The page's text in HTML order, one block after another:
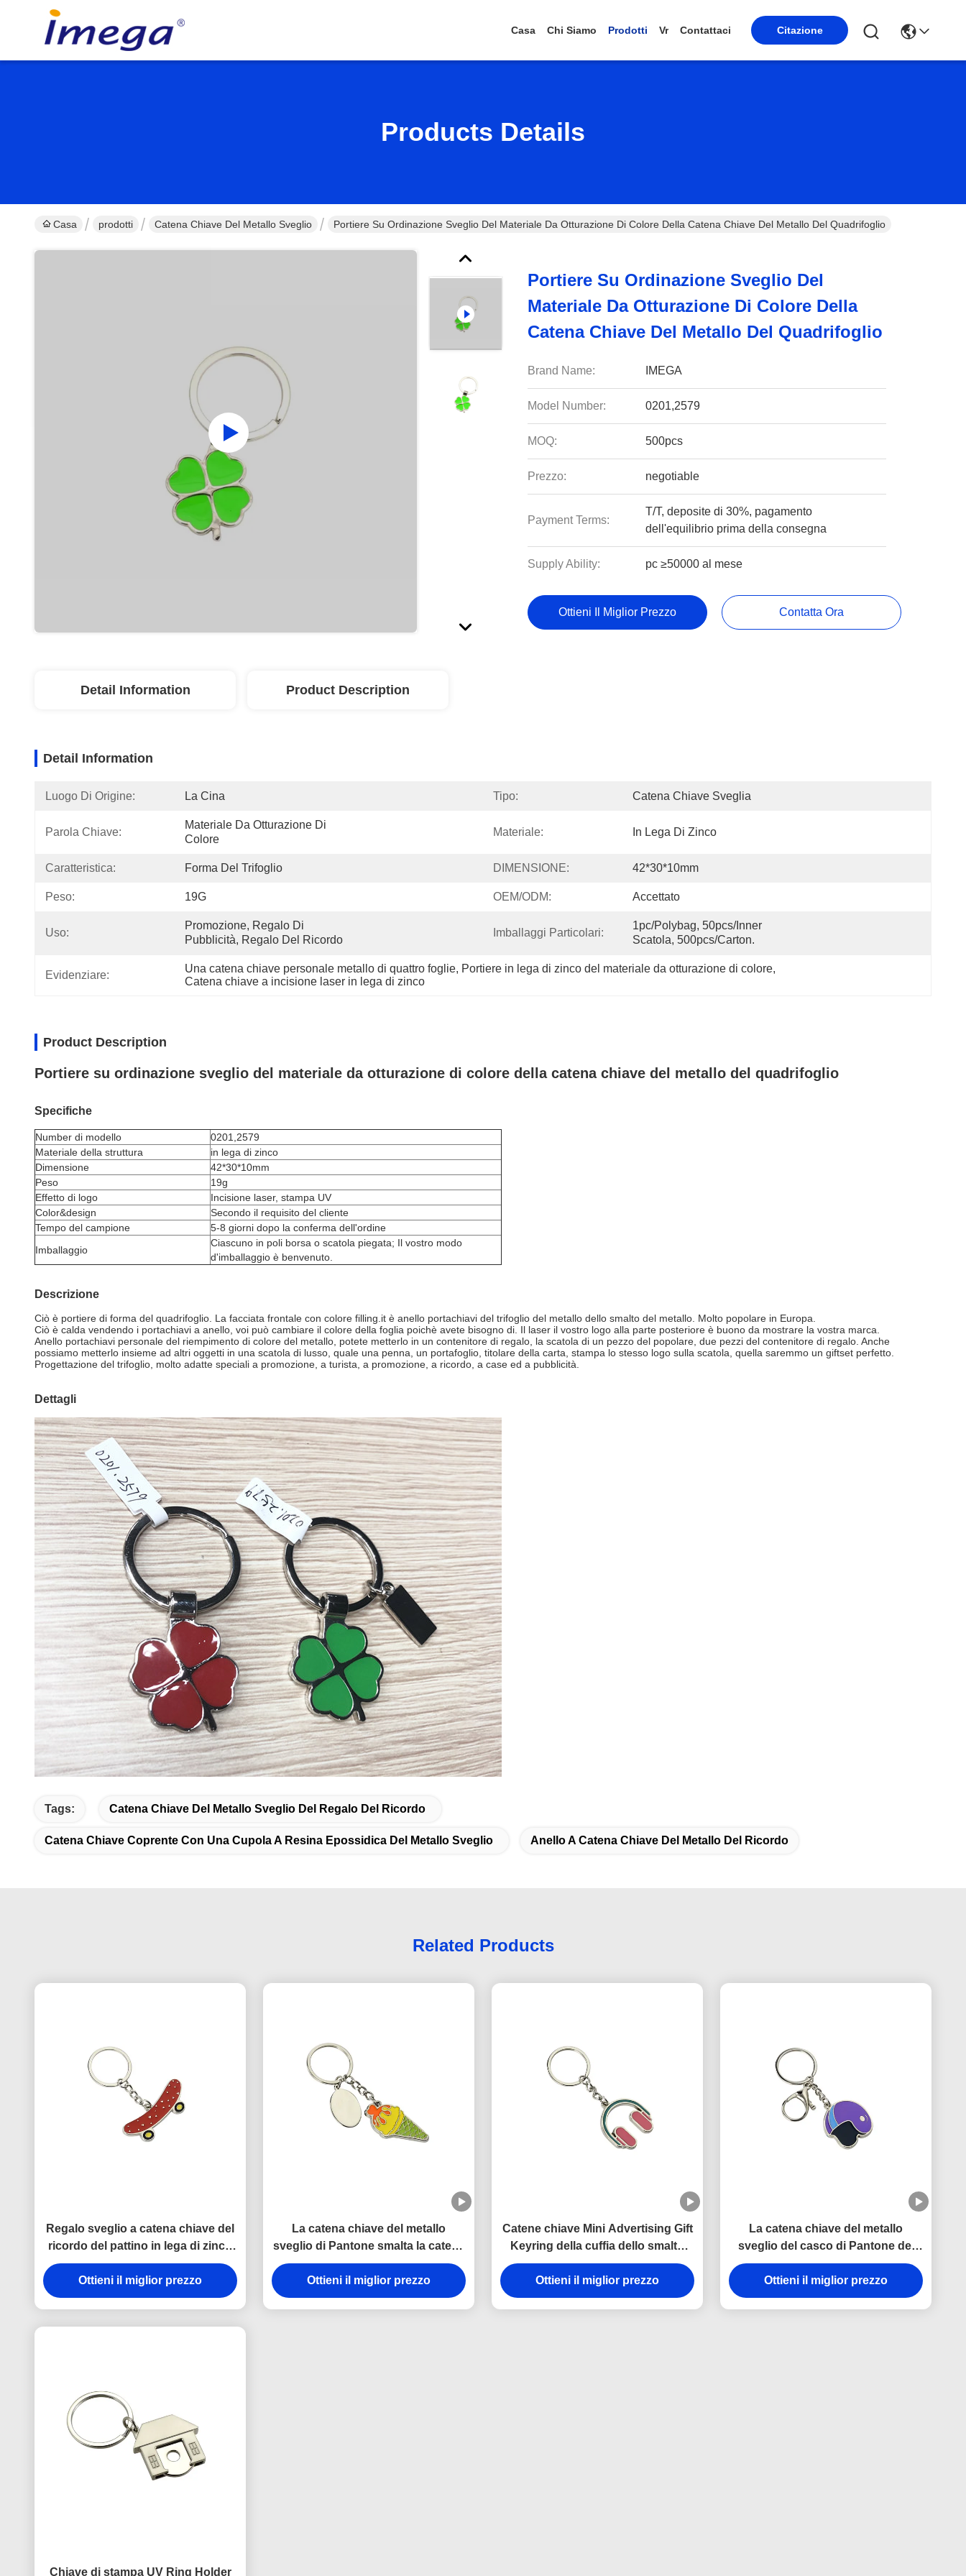
Casa Chi Siamo Prodotti Vr Contattaci Citazione
Products Details
Casa prodotti Catena Chiave Del Metallo Sveglio Portiere Su Ordinazione Sveglio Del Materiale Da Otturazione Di Colore Della Catena Chiave Del Metallo Del Quadrifoglio
Portiere Su Ordinazione Sveglio Del
Materiale Da Otturazione Di Colore Della
Catena Chiave Del Metallo Del Quadrifoglio
Brand Name: IMEGA
Model Number: 0201,2579
MOQ: 500pcs
Prezzo: negotiable
Payment Terms:
T/T, deposite di 30%, pagamento
dell'equilibrio prima della consegna
Supply Ability: pc ≥50000 al mese
Ottieni Il Miglior Prezzo Contatta Ora
Detail Information Product Description
Detail Information
Luogo Di Origine: La Cina Tipo: Catena Chiave Sveglia
Parola Chiave:
Materiale Da Otturazione Di
Colore
Materiale: In Lega Di Zinco
Caratteristica: Forma Del Trifoglio DIMENSIONE: 42*30*10mm
Peso: 19G OEM/ODM: Accettato
Uso:
Promozione, Regalo Di
Pubblicità, Regalo Del Ricordo
Imballaggi Particolari:
1pc/polybag, 50pcs/inner
Scatola, 500pcs/carton.
Evidenziare:
Una catena chiave personale metallo di quattro foglie, Portiere in lega di zinco del materiale da otturazione di colore,
Catena chiave a incisione laser in lega di zinco
Product Description
Portiere su ordinazione sveglio del materiale da otturazione di colore della catena chiave del metallo del quadrifoglio
Specifiche
Number di modello
0201,2579
Materiale della struttura
in lega di zinco
Dimensione
42*30*10mm
Peso
19g
Effetto di logo
Incisione laser, stampa UV
Color&design
Secondo il requisito del cliente
Tempo del campione
5-8 giorni dopo la conferma dell'ordine
Imballaggio
Ciascuno in poli borsa o scatola piegata; Il vostro modo
d'imballaggio è benvenuto.
Descrizione
Ciò è portiere di forma del quadrifoglio. La facciata frontale con colore filling.it è anello portachiavi del trifoglio del metallo dello smalto del metallo. Molto popolare in Europa.
Ciò è calda vendendo i portachiavi a anello, voi può cambiare il colore della foglia poichè avete bisogno di. Il laser il vostro logo alla parte posteriore è buono da mostrare la vostra marca.
Anello portachiavi personale del riempimento di colore del metallo, potete metterlo in un contenitore di regalo, la scatola di un pezzo del popolare, due pezzi del contenitore di regalo. Anche
possiamo metterlo insieme ad altri oggetti in una scatola di lusso, quale una penna, un portafoglio, titolare della carta, stampa lo stesso logo sulla scatola, quella saremmo un giftset perfetto.
Progettazione del trifoglio, molto adatte speciali a promozione, a turista, a promozione, a ricordo, a case ed a pubblicità.
Dettagli
Tags: Catena Chiave Del Metallo Sveglio Del Regalo Del Ricordo
Catena Chiave Coprente Con Una Cupola A Resina Epossidica Del Metallo Sveglio Anello A Catena Chiave Del Metallo Del Ricordo
Related Products
Regalo sveglio a catena chiave del
ricordo del pattino in lega di zinco
mini 3.5mm Pantone del ferro
Ottieni il miglior prezzo
La catena chiave del metallo
sveglio di Pantone smalta la catena
chiave spessa del gelato
dell'automobile di 3mm in lega di
zinco
Ottieni il miglior prezzo
Catene chiave Mini Advertising Gift
Keyring della cuffia dello smalto
rosa del ferro
Ottieni il miglior prezzo
La catena chiave del metallo
sveglio del casco di Pantone del
ricordo smalta lo spessore di Iron
Man 3mm
Ottieni il miglior prezzo
Chiave di stampa UV Ring Holder